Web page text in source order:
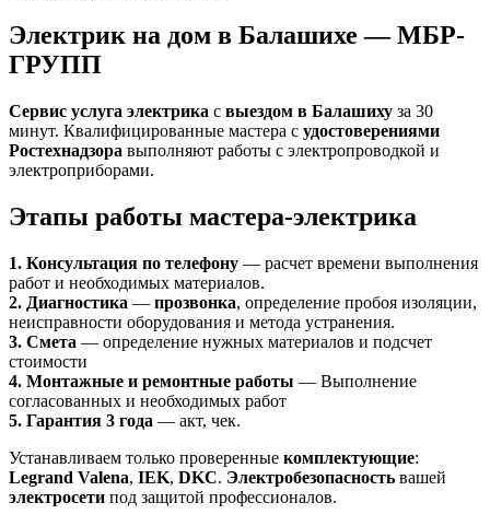
Электрик на дом в Балашихе — МБР-
ГРУПП
Сервис услуга электрика с выездом в Балашиху за 30
минут. Квалифицированные мастера с удостоверениями
Ростехнадзора выполняют работы с электропроводкой и
электроприборами.
Этапы работы мастера-электрика
1. Консультация по телефону — расчет времени выполнения
работ и необходимых материалов.
2. Диагностика — прозвонка, определение пробоя изоляции,
неисправности оборудования и метода устранения.
3. Смета — определение нужных материалов и подсчет
стоимости
4. Монтажные и ремонтные работы — Выполнение
согласованных и необходимых работ
5. Гарантия 3 года — акт, чек.
Устанавливаем только проверенные комплектующие:
Legrand Valena, IEK, DKC. Электробезопасность вашей
электросети под защитой профессионалов.